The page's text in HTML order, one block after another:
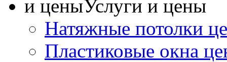
Услуги и цены
Натяжные потолки
Пластиковые окна